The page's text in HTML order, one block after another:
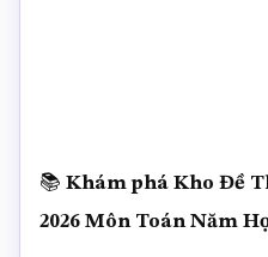
📚 Khám phá Kho Đề
2026 Môn Toán Năm